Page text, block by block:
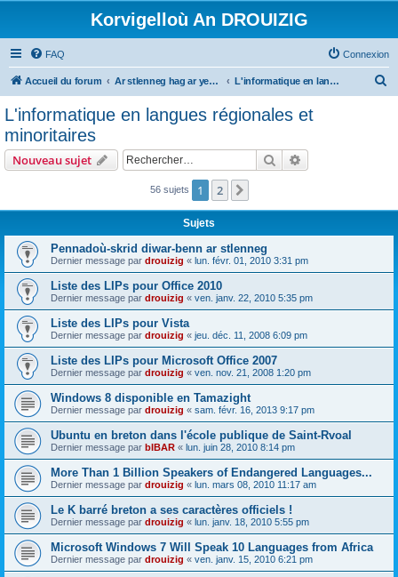
Korvigelloù An DROUIZIG
FAQ Connexion
Accueil du forum Ar stlenneg hag ar yezhoù bihan er bed a-bezh L'informatique en langues régionales et minoritaires
c
r
L'informatique en langues régionales et
minoritaires
Nouveau sujet Rechercher
56 sujets 1 2
Sujets
Pennadoù-skrid diwar-benn ar stlenneg
Dernier message par drouizig « lun. févr. 01, 2010 3:31 pm
Liste des LIPs pour Office 2010
Dernier message par drouizig « ven. janv. 22, 2010 5:35 pm
Liste des LIPs pour Vista
Dernier message par drouizig « jeu. déc. 11, 2008 6:09 pm
Liste des LIPs pour Microsoft Office 2007
Dernier message par drouizig « ven. nov. 21, 2008 1:20 pm
Windows 8 disponible en Tamazight
Dernier message par drouizig « sam. févr. 16, 2013 9:17 pm
Ubuntu en breton dans l'école publique de Saint-Rvoal
Dernier message par bIBAR « lun. juin 28, 2010 8:14 pm
More Than 1 Billion Speakers of Endangered Languages...
Dernier message par drouizig « lun. mars 08, 2010 11:17 am
Le K barré breton a ses caractères officiels !
Dernier message par drouizig « lun. janv. 18, 2010 5:55 pm
Microsoft Windows 7 Will Speak 10 Languages from Africa
Dernier message par drouizig « ven. janv. 15, 2010 6:21 pm